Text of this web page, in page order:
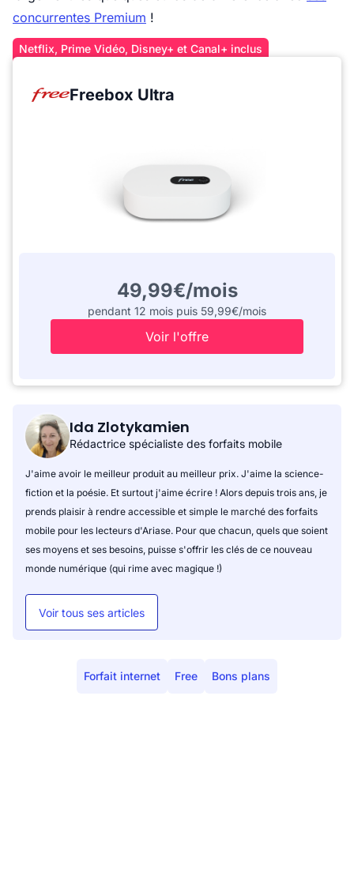
concurrentes Premium !
Netflix, Prime Vidéo, Disney+ et Canal+ inclus
Freebox Ultra
49,99€/mois
pendant 12 mois puis 59,99€/mois
Voir l'offre
Ida Zlotykamien
Rédactrice spécialiste des forfaits mobile
J'aime avoir le meilleur produit au meilleur prix. J'aime la science-
fiction et la poésie. Et surtout j'aime écrire ! Alors depuis trois ans, je
prends plaisir à rendre accessible et simple le marché des forfaits
mobile pour les lecteurs d'Ariase. Pour que chacun, quels que soient
ses moyens et ses besoins, puisse s'offrir les clés de ce nouveau
monde numérique (qui rime avec magique !)
Voir tous ses articles
Forfait internet Free Bons plans